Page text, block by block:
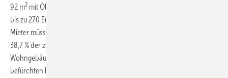
92 m2 mit Ölheizung, kommt man für 2023 auf eine CO
bis zu 270 Euro, davon entfallen alleine 243 Euro auf Vermieter. Der
Mieter müsste 10 % zahlen, in diesem Fall 27 Euro. In Berlin steht mit
38,7 % der zweithöchste Anteil an energetisch ineffizienten
Wohngebäuden, in Thüringen sind es 35,5 %. Am wenigsten zu
befürchten haben Vermieter in Hamburg. In dem Bundesland stehen